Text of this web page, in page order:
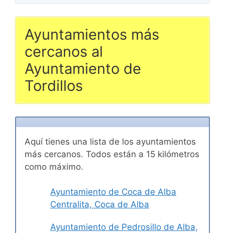
Ayuntamientos más
cercanos al
Ayuntamiento de
Tordillos
Aquí tienes una lista de los ayuntamientos
más cercanos. Todos están a 15 kilómetros
como máximo.
Ayuntamiento de Coca de Alba
Centralita, Coca de Alba
Ayuntamiento de Pedrosillo de Alba,